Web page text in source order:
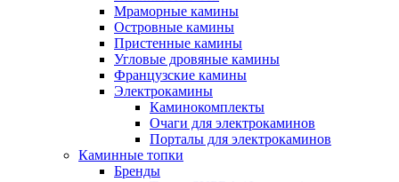
Мраморные камины
Островные камины
Пристенные камины
Угловые дровяные камины
Французские камины
Электрокамины
Каминокомплекты
Очаги для электрокаминов
Порталы для электрокаминов
Каминные топки
Бренды